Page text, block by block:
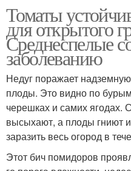
Томаты
для открытого
Среднеспелые
заболеванию
Недуг поражает
плоды. Это видно по
черешках и самих ягодах.
высыхают, а плоды гниют
заразить весь огород в
Этот бич помидоров